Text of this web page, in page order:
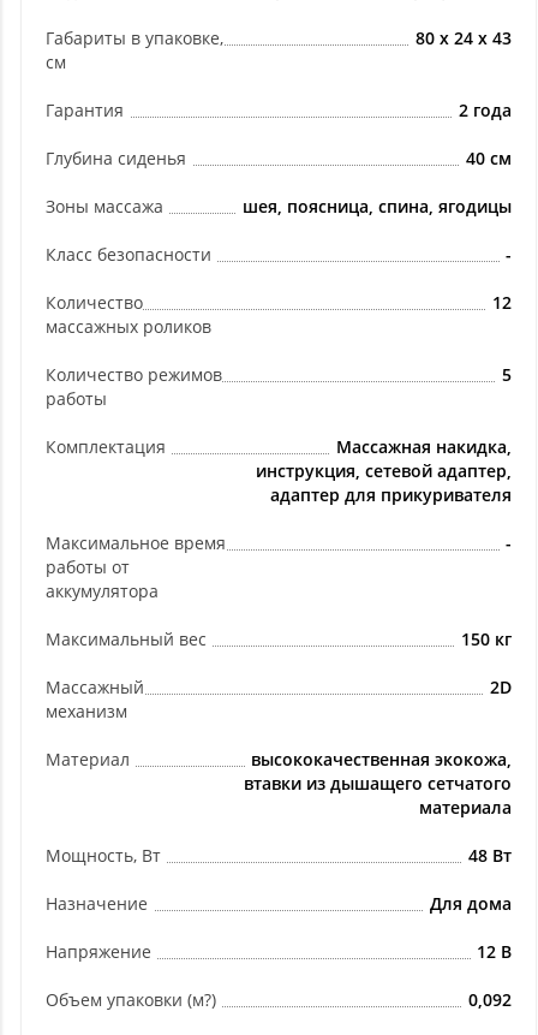
Габариты в упаковке,
см
80 х 24 х 43
Гарантия 2 года
Глубина сиденья 40 см
Зоны массажа шея, поясница, спина, ягодицы
Класс безопасности -
Количество
массажных роликов
12
Количество режимов
работы
5
Комплектация
Массажная накидка,
инструкция, сетевой адаптер,
адаптер для прикуривателя
Максимальное время
работы от
аккумулятора
-
Максимальный вес 150 кг
Массажный
механизм
2D
Материал
высококачественная экокожа,
втавки из дышащего сетчатого
материала
Мощность, Вт 48 Вт
Назначение Для дома
Напряжение 12 В
Объем упаковки (м?) 0,092